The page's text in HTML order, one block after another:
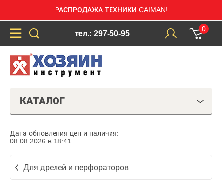
РАСПРОДАЖА ТЕХНИКИ CAIMAN!
тел.: 297-50-95
0
КАТАЛОГ
Дата обновления цен и наличия:
08.08.2026 в 18:41
Для дрелей и перфораторов